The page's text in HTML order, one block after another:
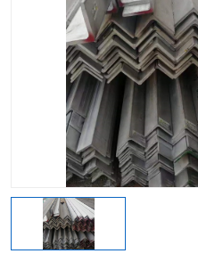
不锈钢阀门
不锈钢扁钢